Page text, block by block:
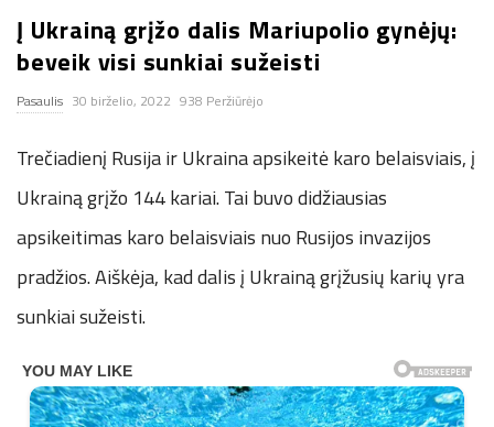
n
.
n
e
t
Į Ukrainą grįžo dalis Mariupolio gynėjų:
beveik visi sunkiai sužeisti
Pasaulis 30 birželio, 2022 938 Peržiūrėjo
Trečiadienį Rusija ir Ukraina apsikeitė karo belaisviais, į
Ukrainą grįžo 144 kariai. Tai buvo didžiausias
apsikeitimas karo belaisviais nuo Rusijos invazijos
pradžios. Aiškėja, kad dalis į Ukrainą grįžusių karių yra
sunkiai sužeisti.